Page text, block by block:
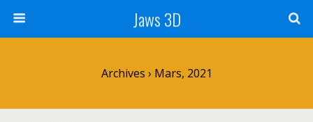
Jaws 3D
Archives › Mars, 2021